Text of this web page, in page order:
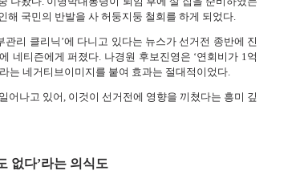
해 국민의 반발을 사 허둥지둥 철회를 하게 되었다.
리 클리닉’에 다니고 있다는 뉴스가 선거전 종반에 진
네티즌에게 퍼졌다. 나경원 후보진영은 ‘연회비가 1억
는 네거티브이미지를 붙여 효과는 절대적이었다.
어나고 있어, 이것이 선거전에 영향을 끼쳤다는 흥미 깊
없다’라는 의식도